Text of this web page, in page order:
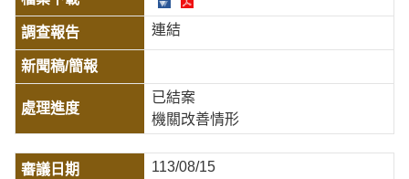
連結
已結案
機關改善情形
113/08/15